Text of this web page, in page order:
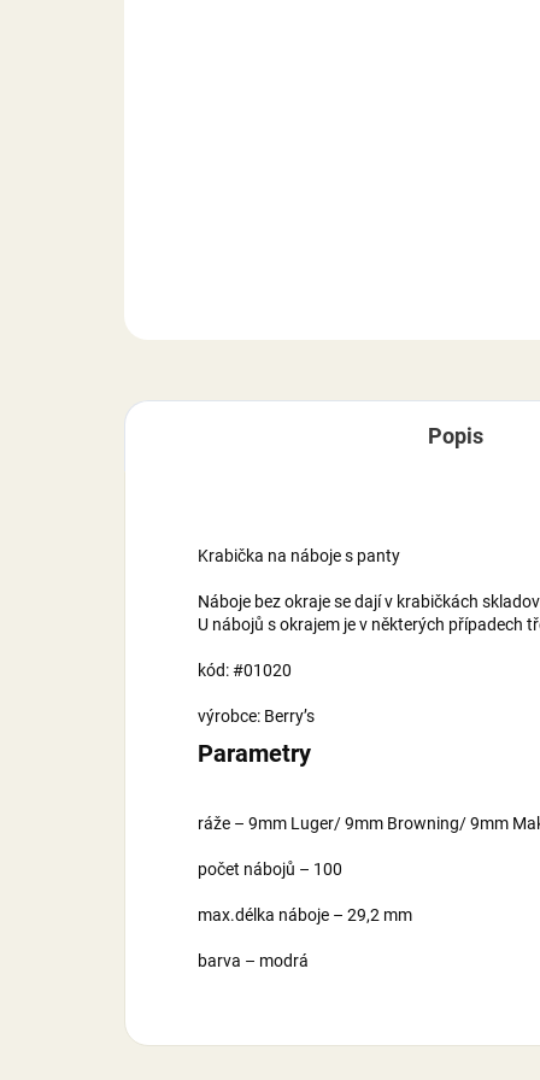
Popis
Krabička na náboje s panty
Náboje bez okraje se dají v krabičkách
U nábojů s okrajem je v některých případech
kód: #01020
výrobce: Berry’s
Parametry
ráže – 9mm Luger/ 9mm Browning/ 9mm
počet nábojů – 100
max.délka náboje – 29,2 mm
barva – modrá